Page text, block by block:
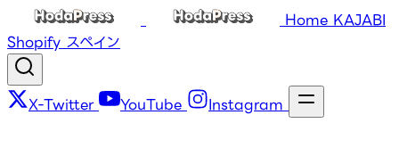
Home KAJABI
Shopify スペイン
X-Twitter YouTube Instagram